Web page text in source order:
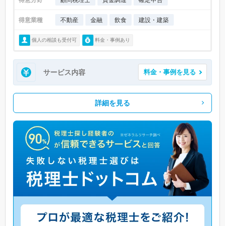
得意業種 不動産 金融 飲食 建設・建築
個人の相談も受付可 料金・事例あり
サービス内容 料金・事例を見る
詳細を見る